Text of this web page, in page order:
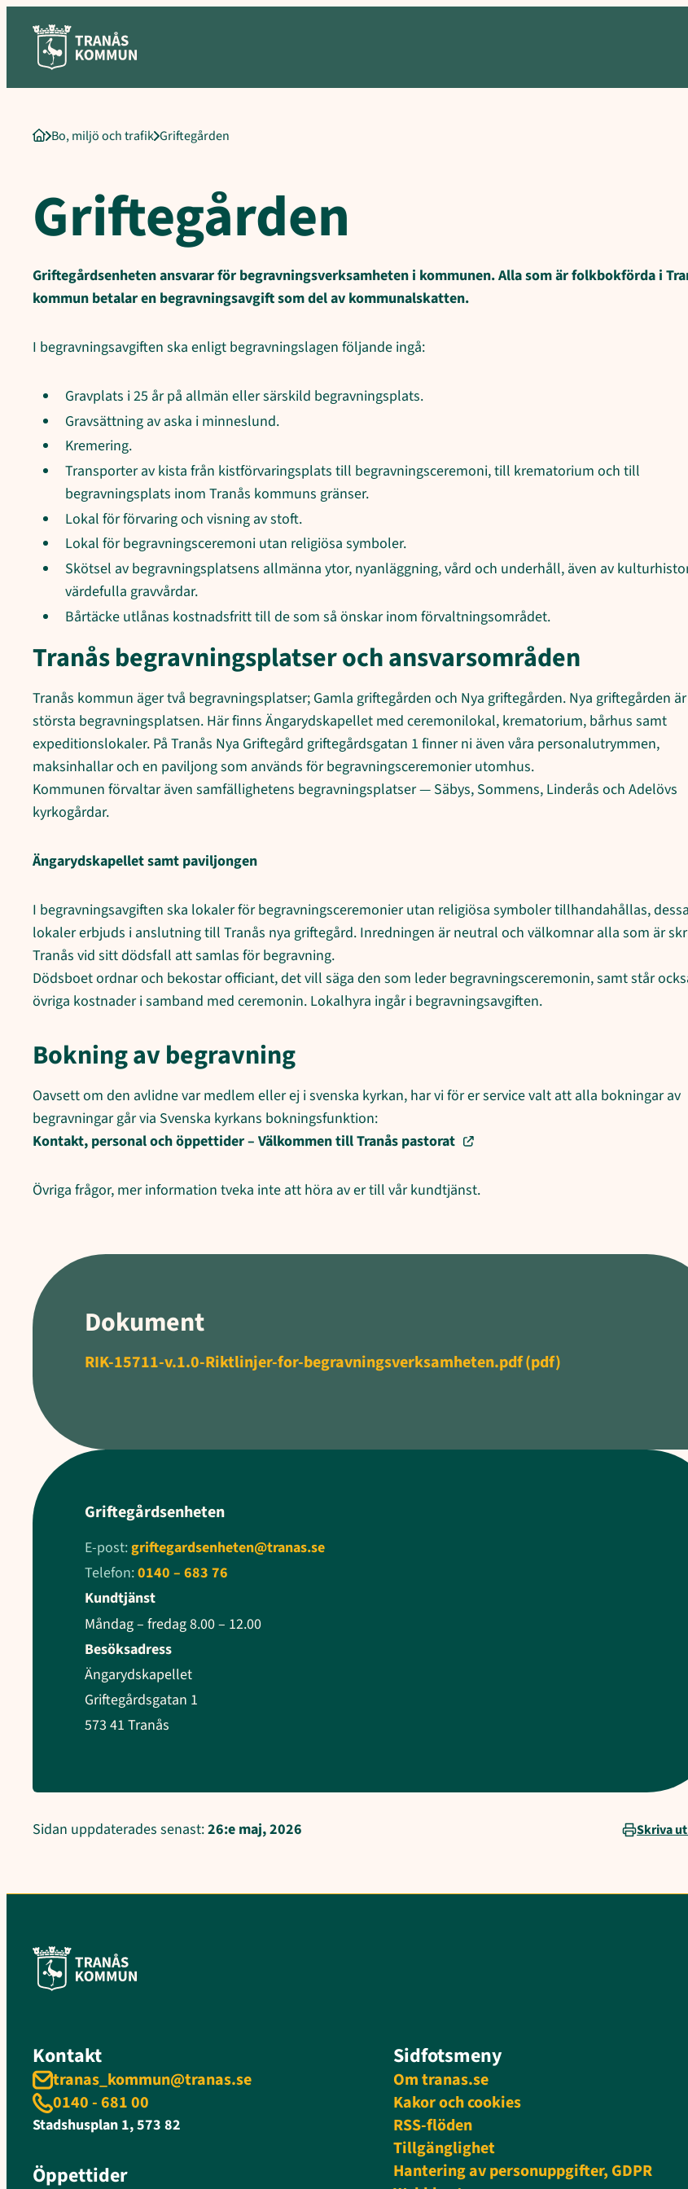
innehåll
Startsida
Bo, miljö och trafik Griftegården
Griftegården
Griftegårdsenheten ansvarar för begravnings­verksamheten i kommunen. Alla som är folkbokförda i
kommun betalar en begravningsavgift som del av kommunalskatten.
I begravnings­avgiften ska enligt begravningslagen följande ingå:
Gravplats i 25 år på allmän eller särskild begravningsplats.
Gravsättning av aska i minneslund.
Kremering.
Transporter av kista från kistförvaringsplats till begravningsceremoni, till krematorium och till
begravningsplats inom Tranås kommuns gränser.
Lokal för förvaring och visning av stoft.
Lokal för begravningsceremoni utan religiösa symboler.
Skötsel av begravningsplatsens allmänna ytor, nyanläggning, vård och underhåll, även av
värdefulla gravvårdar.
Bårtäcke utlånas kostnadsfritt till de som så önskar inom förvaltningsområdet.
Tranås begravningsplatser och ansvarsområden
Tranås kommun äger två begravningsplatser; Gamla griftegården och Nya griftegården. Nya griftegården
största begravningsplatsen. Här finns Ängarydskapellet med ceremonilokal, krematorium, bårhus samt
expeditionslokaler. På Tranås Nya Griftegård griftegårdsgatan 1 finner ni även våra personalutrymmen,
maksinhallar och en paviljong som används för begravningsceremonier utomhus.
Kommunen förvaltar även samfällighetens begravningsplatser — Säbys, Sommens, Linderås och Adelövs
kyrkogårdar.
Ängarydskapellet samt paviljongen
I begravningsavgiften ska lokaler för begravningsceremonier utan religiösa symboler tillhandahållas, dessa
lokaler erbjuds i anslutning till Tranås nya griftegård. Inredningen är neutral och välkomnar alla som är
Tranås vid sitt dödsfall att samlas för begravning.
Dödsboet ordnar och bekostar officiant, det vill säga den som leder begravningsceremonin, samt står
övriga kostnader i samband med ceremonin. Lokalhyra ingår i begravningsavgiften.
Bokning av begravning
Oavsett om den avlidne var medlem eller ej i svenska kyrkan, har vi för er service valt att alla bokningar av
begravningar går via Svenska kyrkans bokningsfunktion:
Kontakt, personal och öppettider – Välkommen till Tranås pastorat
Övriga frågor, mer information tveka inte att höra av er till vår kundtjänst.
Dokument
RIK-15711-v.1.0-Riktlinjer-for-begravningsverksamheten.pdf(pdf)
Griftegårdsenheten
E-post:griftegardsenheten@tranas.se
Telefon:0140 – 683 76
Kundtjänst
Måndag – fredag 8.00 – 12.00
Besöksadress
Ängarydskapellet
Griftegårdsgatan 1
573 41 Tranås
Sidan uppdaterades senast:26:e maj, 2026 Skriva
Kontakt
tranas_kommun@tranas.se
0140 - 681 00
Stadshusplan 1, 573 82
Öppettider
Sidfotsmeny
Om tranas.se
Kakor och cookies
RSS-flöden
Tillgänglighet
Hantering av personuppgifter, GDPR